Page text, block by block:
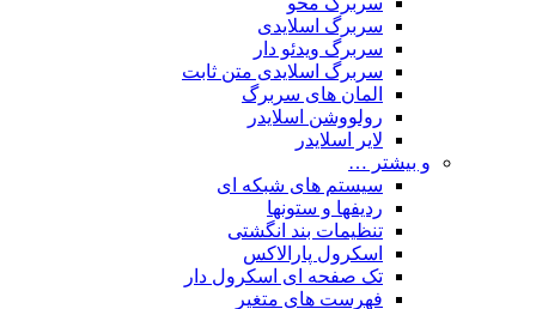
سربرگ اسلایدی
سربرگ ویدئو دار
سربرگ اسلایدی متن ثابت
المان های سربرگ
رولووشن اسلایدر
لایر اسلایدر
و بیشتر …
سیستم های شبکه ای
ردیفها و ستونها
تنظیمات بند انگشتی
اسکرول پارالاکس
تک صفحه ای اسکرول دار
فهرست های متغیر